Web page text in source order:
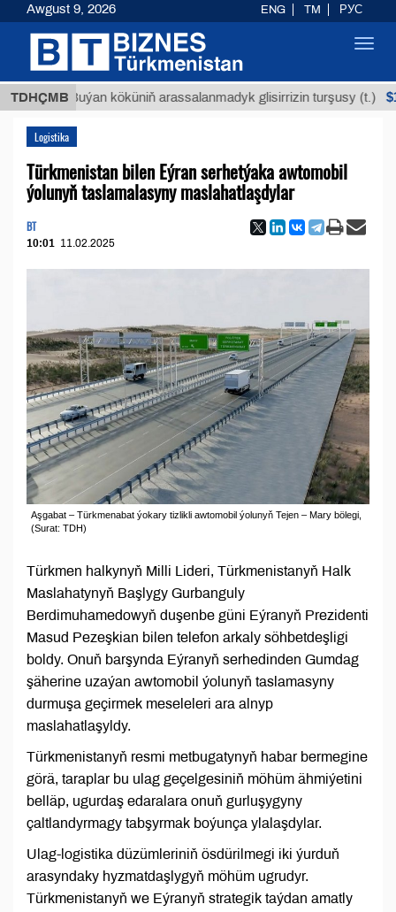
TDHÇMB
Buýan köküniň arassalanmadyk glisirrizin turşusy (t.)
Logistika
Türkmenistan bilen Eýran serhetýaka awtomobil
ýolunyň taslamalasyny maslahatlaşdylar
BT
10:01 11.02.2025
Aşgabat – Türkmenabat ýokary tizlikli awtomobil ýolunyň Tejen – Mary bölegi,
(Surat: TDH)
Türkmen halkynyň Milli Lideri, Türkmenistanyň Halk
Maslahatynyň Başlygy Gurbanguly
Berdimuhamedowyň duşenbe güni Eýranyň Prezidenti
Masud Pezeşkian bilen telefon arkaly söhbetdeşligi
boldy. Onuň barşynda Eýranyň serhedinden Gumdag
şäherine uzaýan awtomobil ýolunyň taslamasyny
durmuşa geçirmek meseleleri ara alnyp
maslahatlaşyldy.
Türkmenistanyň resmi metbugatynyň habar bermegine
görä, taraplar bu ulag geçelgesiniň möhüm ähmiýetini
belläp, ugurdaş edaralara onuň gurluşygyny
çaltlandyrmagy tabşyrmak boýunça ylalaşdylar.
Ulag-logistika düzümleriniň ösdürilmegi iki ýurduň
arasyndaky hyzmatdaşlygyň möhüm ugrudyr.
Türkmenistanyň we Eýranyň strategik taýdan amatly
Awgust 9, 2026 ENG TM РУС